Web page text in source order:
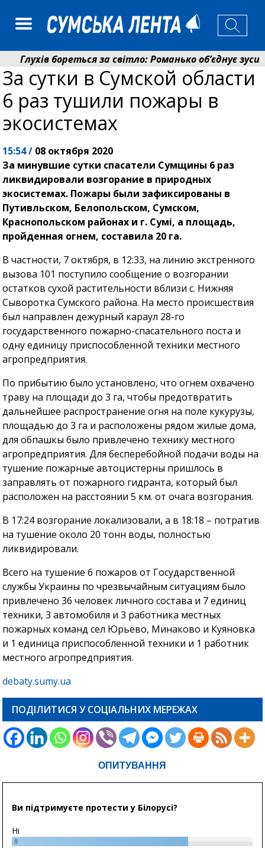
Глухів бореться за світло: Романько об’єднує
Пенсійний фонд Сумщини спрямував 0,2 млрд грн на
За сутки в Сумской области
6 раз тушили пожары в
экосистемах
15:54 / 08 октября 2020
За минувшие сутки спасатели Сумщины 6 раз
ликвидировали возгорание в природных
экосистемах. Пожары были зафиксированы в
Путивльском, Белопольском, Сумском,
Краснопольском районах и г. Сумі, а площадь,
пройденная огнем, составила 20 га.
В частности, 7 октября, в 12:33, на линию экстренного
вызова 101 поступило сообщение о возгорании
остатков сухой растительности вблизи с. Нижняя
Сыворотка Сумского района. На место происшествия
был направлен дежурный караул 28-го
государственного пожарно-спасательного поста и
одну единицу приспособленной техники местного
агропредприятия.
По прибытию было установлено, что огнем охвачено
траву на площади до 3 га, чтобы предотвратить
дальнейшее распространение огня на поле кукурузы,
площадью до 3 га и расположены рядом жилые дома,
для обпашкы было привлечено технику местного
агропредприятия. Для бесперебойной подачи воды на
тушение пожарные автоцистерны пришлось в
заправлять от пожарного гидранта, который был
расположен на расстоянии 5 км. от очага возгорания.
В 17:24 возгорание локализовали, а в 18:18 – потратив
на тушение около 20 тонн воды, полностью
ликвидировали.
Всего на тушение 6 пожаров от Государственной
службы Украины по чрезвычайным ситуациям было
привлечено 36 человек личного состава и 7 единиц
техники, 3 автомобиля и 3 работника местных
пожарных команд сел Юрьево, Минаково и Куяновка
и 1 единица приспособленной техники и 1 работник
местного агропредприятия.
debaty.sumy.ua
ПОДІЛИТИСЯ У СОЦІАЛЬНИХ МЕРЕЖАХ
ОПИТУВАННЯ
Ви підтримуєте протести у Білорусі?
Ні
8